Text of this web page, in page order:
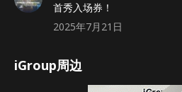
首秀入场券！
2025年7月21日
iGroup周边